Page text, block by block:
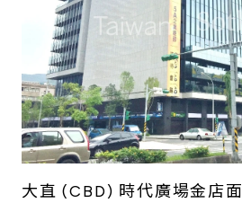
大直 (CBD) 時代廣場金店面